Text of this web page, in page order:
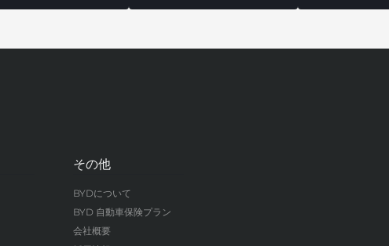
その他
BYDについて
BYD 自動車保険プラン
会社概要